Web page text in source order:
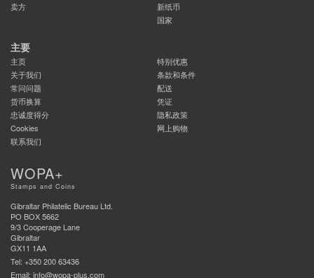
卖方
新纸币
国家
主要
主页
特别优惠
关于我们
条款和条件
常问问题
配送
货币换算
凭证
忠诚度得分
隐私政策
Cookies
网上购物
联系我们
WOPA+
Stamps and Coins
Gibraltar Philatelic Bureau Ltd.
PO BOX 5662
9/3 Cooperage Lane
Gibraltar
GX11 1AA
Tel: +350 200 63436
Email: info@wopa-plus.com